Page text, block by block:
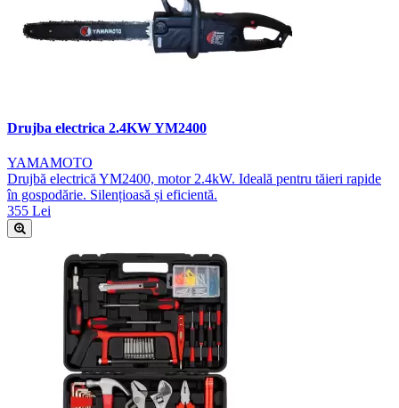
Drujba electrica 2.4KW YM2400
YAMAMOTO
Drujbă electrică YM2400, motor 2.4kW. Ideală pentru tăieri rapide
în gospodărie. Silențioasă și eficientă.
355 Lei